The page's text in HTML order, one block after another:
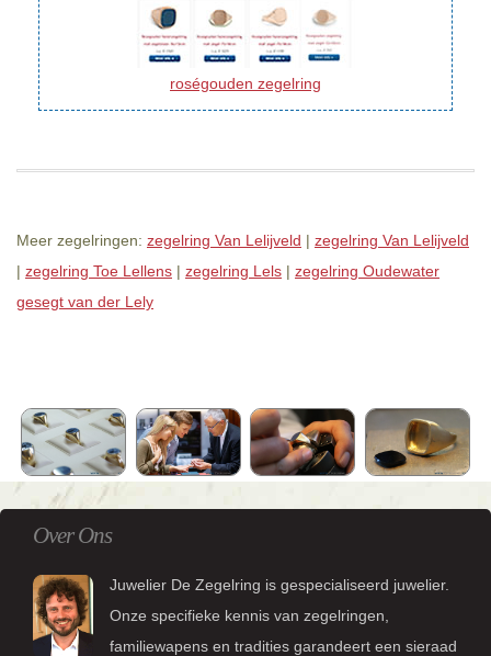
roségouden zegelring
Meer zegelringen: zegelring Van Lelijveld | zegelring Van Lelijveld
| zegelring Toe Lellens | zegelring Lels | zegelring Oudewater
gesegt van der Lely
Over Ons
Juwelier De Zegelring is gespecialiseerd juwelier.
Onze specifieke kennis van zegelringen,
familiewapens en tradities garandeert een sieraad